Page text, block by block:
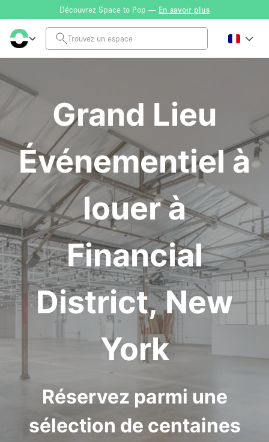
Découvrez Space to Pop — En savoir plus
Grand Lieu
Événementiel à
louer à
Financial
District, New
York
Réservez parmi une
sélection de centaines